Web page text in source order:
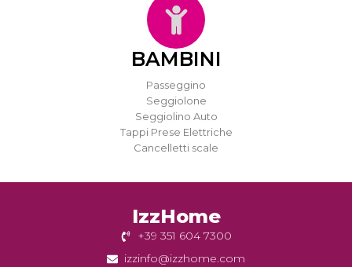
BAMBINI
Passeggino
Seggiolone
Seggiolino Auto
Tappi Prese Elettriche
Cancelletti scale
IzzHome
+39 351 604 7300
izzinfo@izzhome.com